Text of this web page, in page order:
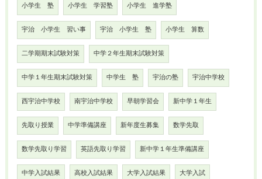
小学生 塾 小学生 学習塾 小学生 進学塾
宇治 小学生 習い事 宇治 小学生 塾 小学生 算数
二学期期末試験対策 中学２年生期末試験対策
中学１年生期末試験対策 中学生 塾 宇治の塾 宇治中学校
西宇治中学校 南宇治中学校 早朝学習会 新中学１年生
先取り授業 中学準備講座 新年度生募集 数学先取
数学先取り学習 英語先取り学習 新中学１年生準備講座
中学入試結果 高校入試結果 大学入試結果 大学入試